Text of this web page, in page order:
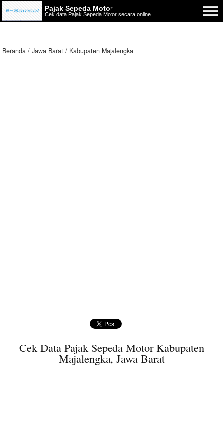
Pajak Sepeda Motor
Cek data Pajak Sepeda Motor secara online
Beranda Jawa Barat Kabupaten Majalengka
Cek Data Pajak Sepeda Motor Kabupaten
Majalengka, Jawa Barat